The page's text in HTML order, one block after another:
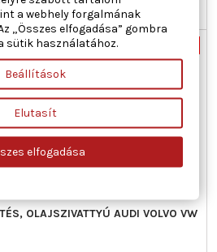
Raktáron
OLAJSZIVATTYÚ AUDI VOLVO VW
a webhely forgalmának
„Összes elfogadása” gombra
sütik használatához.
Beállítások
Elutasít
elfogadása